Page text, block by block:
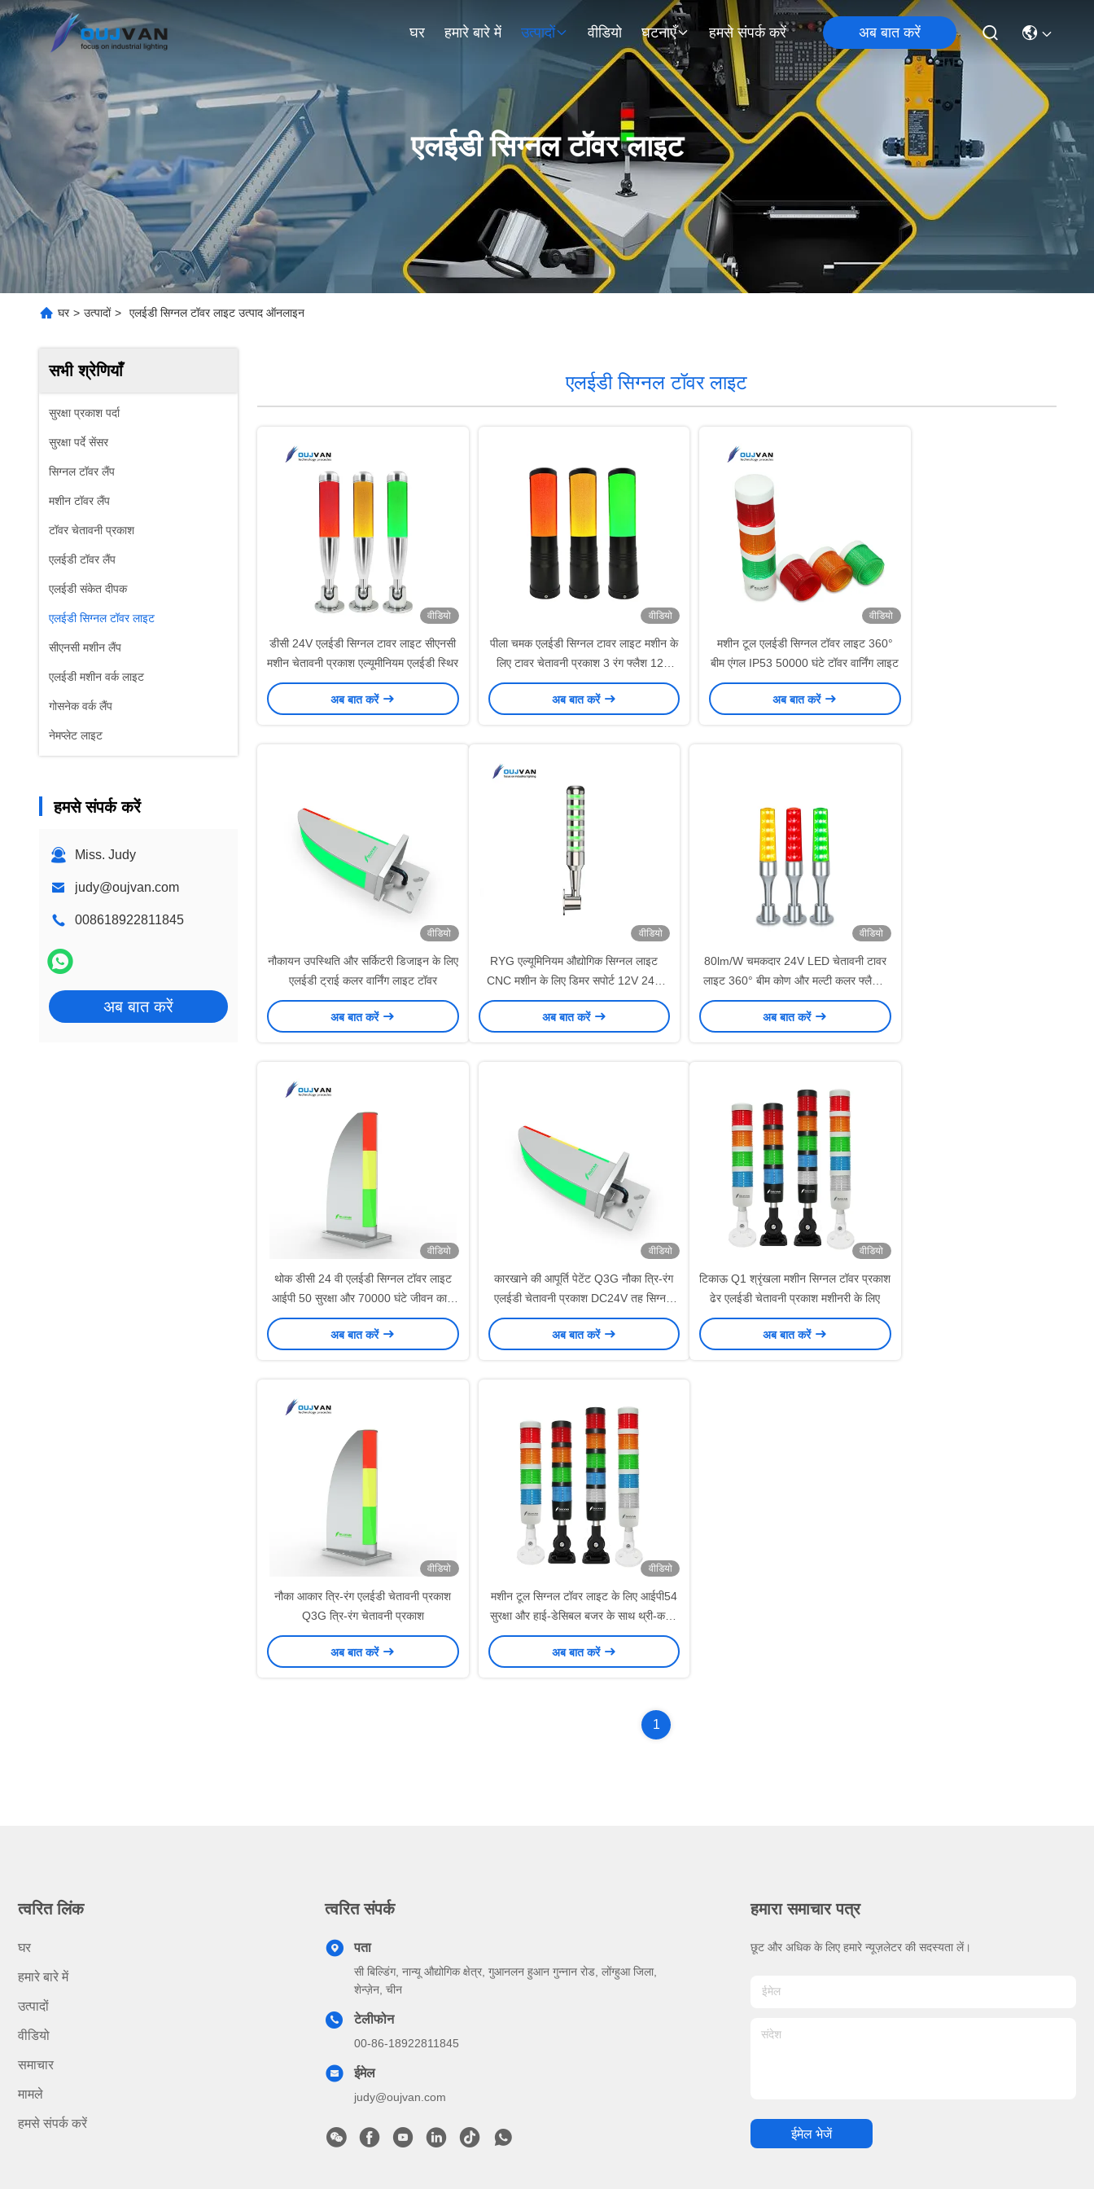
घर हमारे बारे में उत्पादों वीडियो घटनाएँ हमसे संपर्क करें अब बात करें
एलईडी सिग्नल टॉवर लाइट
घर > उत्पादों > एलईडी सिग्नल टॉवर लाइट उत्पाद ऑनलाइन
सभी श्रेणियाँ
सुरक्षा प्रकाश पर्दा
सुरक्षा पर्दे सेंसर
सिग्नल टॉवर लैंप
मशीन टॉवर लैंप
टॉवर चेतावनी प्रकाश
एलईडी टॉवर लैंप
एलईडी संकेत दीपक
एलईडी सिग्नल टॉवर लाइट
सीएनसी मशीन लैंप
एलईडी मशीन वर्क लाइट
गोसनेक वर्क लैंप
नेमप्लेट लाइट
हमसे संपर्क करें
Miss. Judy
judy@oujvan.com
008618922811845
अब बात करें
एलईडी सिग्नल टॉवर लाइट
वीडियो
डीसी 24V एलईडी सिग्नल टावर लाइट सीएनसी
मशीन चेतावनी प्रकाश एल्यूमीनियम एलईडी स्थिर
अब बात करें
वीडियो
पीला चमक एलईडी सिग्नल टावर लाइट मशीन के
लिए टावर चेतावनी प्रकाश 3 रंग फ्लैश 12V
24V
अब बात करें
वीडियो
मशीन टूल एलईडी सिग्नल टॉवर लाइट 360°
बीम एंगल IP53 50000 घंटे टॉवर वार्निंग लाइट
अब बात करें
वीडियो
नौकायन उपस्थिति और सर्किटरी डिजाइन के लिए
एलईडी ट्राई कलर वार्निंग लाइट टॉवर
अब बात करें
वीडियो
RYG एल्यूमिनियम औद्योगिक सिग्नल लाइट
CNC मशीन के लिए डिमर सपोर्ट 12V 24V
220V
अब बात करें
वीडियो
80lm/W चमकदार 24V LED चेतावनी टावर
लाइट 360° बीम कोण और मल्टी कलर फ्लैशिंग
के साथ
अब बात करें
वीडियो
थोक डीसी 24 वी एलईडी सिग्नल टॉवर लाइट
आईपी 50 सुरक्षा और 70000 घंटे जीवन काल
के साथ स्वचालन मशीनरी के लिए
अब बात करें
वीडियो
कारखाने की आपूर्ति पेटेंट Q3G नौका त्रि-रंग
एलईडी चेतावनी प्रकाश DC24V तह सिग्नल
लैंप
अब बात करें
वीडियो
टिकाऊ Q1 श्रृंखला मशीन सिग्नल टॉवर प्रकाश
ढेर एलईडी चेतावनी प्रकाश मशीनरी के लिए
अब बात करें
वीडियो
नौका आकार त्रि-रंग एलईडी चेतावनी प्रकाश
Q3G त्रि-रंग चेतावनी प्रकाश
अब बात करें
वीडियो
मशीन टूल सिग्नल टॉवर लाइट के लिए आईपी54
सुरक्षा और हाई-डेसिबल बजर के साथ थ्री-कलर
एलईडी वार्निंग लैंप
अब बात करें
1
त्वरित लिंक
घर
हमारे बारे में
उत्पादों
वीडियो
समाचार
मामले
हमसे संपर्क करें
त्वरित संपर्क
पता
सी बिल्डिंग, नान्यू औद्योगिक क्षेत्र, गुआनलन हुआन गुन्नान रोड, लोंग्हुआ जिला,
शेन्ज़ेन, चीन
टेलीफोन
00-86-18922811845
ईमेल
judy@oujvan.com
हमारा समाचार पत्र
छूट और अधिक के लिए हमारे न्यूज़लेटर की सदस्यता लें।
ईमेल भेजें